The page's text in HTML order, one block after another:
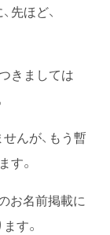
ほど、
きましては
んが、もう暫
す。
お名前掲載に
す。